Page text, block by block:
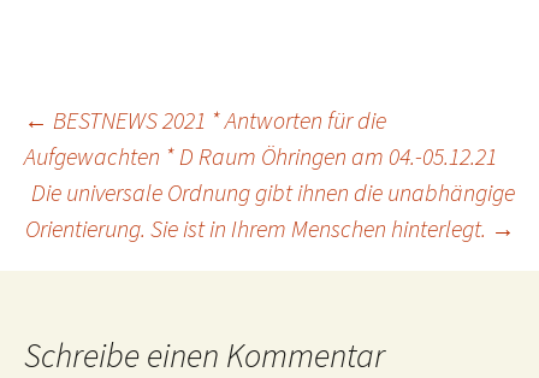
Beitragsnavigation
← BESTNEWS 2021 * Antworten für die
Aufgewachten * D Raum Öhringen am 04.-05.12.21
Die universale Ordnung gibt ihnen die unabhängige
Orientierung. Sie ist in Ihrem Menschen hinterlegt. →
Schreibe einen Kommentar